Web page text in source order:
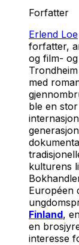
Forfatter
Erlend Loe
forfatter,
og film-
med
ble en
kulturens
Européen
Finland,
en
interesse